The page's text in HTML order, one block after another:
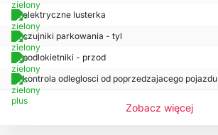
elektryczne lusterka
czujniki parkowania - tyl
podlokietniki - przod
kontrola odleglosci od poprzedzajacego pojazdu
Zobacz więcej